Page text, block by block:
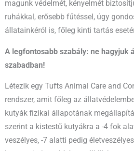
magunk védelmét, kényelmét
ruhákkal, erősebb fűtéssel, úgy
állatainkéról is, főleg kinti tartás
A legfontosabb szabály: ne hagyjuk
szabadban!
Létezik egy Tufts Animal Care and
rendszer, amit főleg az
kutyák fizikai állapotának
szerint a kistestű kutyákra a -4 fok
veszélyes, -7 alatti pedig